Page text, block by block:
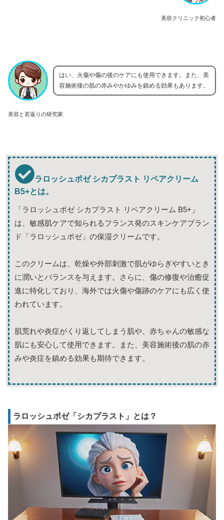
美容クリニック初心者
美容と若返りの研究家
はい、火傷や傷の後のケアにも使用できます。また、美
容施術後の肌の赤みやかゆみを鎮める効果もあります。
ラロッシュポゼ シカプラスト リペアクリーム
B5+とは。
「ラロッシュポゼ シカプラスト リペアクリーム B5+」
は、敏感肌ケアで知られるフランス発のスキンケアブラン
ド「ラロッシュポゼ」の保湿クリームです。
このクリームは、乾燥や外部刺激で肌がゆらぎやすいとき
に潤いとバランスを与えます。さらに、傷の修復や治癒促
進に特化しており、海外では火傷や傷跡のケアにも広く使
われています。
肌荒れや炎症がくり返してしまう肌や、赤ちゃんの敏感な
肌にも安心して使用できます。また、美容施術後の肌の赤
みや炎症を鎮める効果も期待できます。
ラロッシュポゼ「シカプラスト」とは？